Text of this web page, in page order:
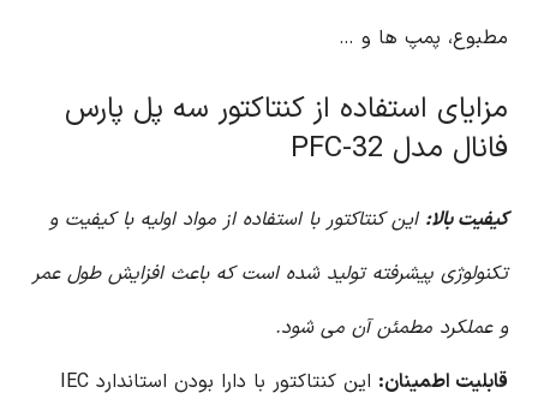
مطبوع، پمپ ها و …
مزایای استفاده از کنتاکتور سه پل پارس
فانال مدل PFC-32
کیفیت بالا: این کنتاکتور با استفاده از مواد اولیه با کیفیت و
تکنولوژی پیشرفته تولید شده است که باعث افزایش طول عمر
و عملکرد مطمئن آن می شود.
قابلیت اطمینان:
این کنتاکتور با دارا بودن استاندارد IEC